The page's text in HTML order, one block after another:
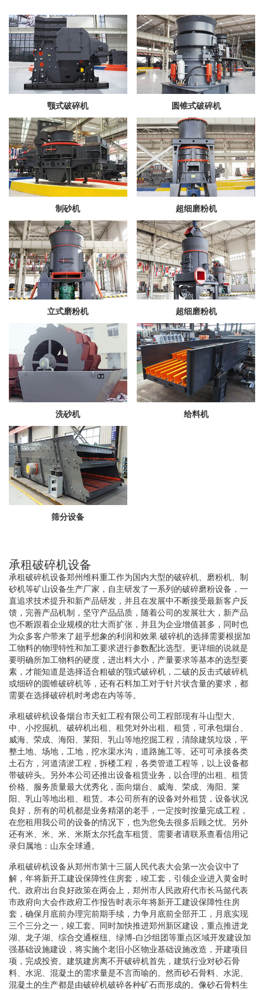
颚式破碎机 圆锥式破碎机
制砂机 超细磨粉机
立式磨粉机 超细磨粉机
洗砂机 给料机
筛分设备
承租破碎机设备
承租破碎机设备郑州维科重工作为国内大型的破碎机、磨粉机、制
砂机等矿山设备生产厂家，自主研发了一系列的破碎磨粉设备，一
直追求技术提升和新产品研发，并且在发展中不断接受最新客户反
馈，完善产品机制，坚守产品品质，随着公司的发展壮大，新产品
也不断跟着企业规模的壮大而扩张，并且为企业增值甚多，同时也
为众多客户带来了超乎想象的利润和效果.破碎机的选择需要根据加
工物料的物理特性和加工要求进行参数配比选型。更详细的说就是
要明确所加工物料的硬度，进出料大小，产量要求等基本的选型要
素，才能知道是选择适合粗破的颚式破碎机，二破的反击式破碎机
或细碎的圆锥破碎机等，还有石料加工对于针片状含量的要求，都
需要在选择破碎机时考虑在内等等。
承租破碎机设备烟台市天虹工程有限公司工程部现有斗山型大、
中、小挖掘机、破碎机出租、租凭对外出租、租赁，可承包烟台、
威海、荣成、海阳、莱阳、乳山等地挖掘工程，清除建筑垃圾，平
整土地、场地，工地，挖水渠水沟，道路施工等。还可可承接各类
土石方，河道清淤工程，拆楼工程，各类管道工程等，以上设备都
带破碎头。另外本公司还推出设备租赁业务，以合理的出租、租赁
价格、服务质量最大优秀化，面向烟台、威海、荣成、海阳、莱
阳、乳山等地出租、租赁。本公司所有的设备对外租赁，设备状况
良好，所有的司机都是业务精湛的老手，一定按时按量完成工程，
在您租用我公司的设备的情况下，也为您免去很多后顾之忧。另外
还有米、米、米、米斯太尔托盘车租赁。需要者请联系查看信用记
录归属地：山东全球通。
承租破碎机设备从郑州市第十三届人民代表大会第一次会议中了
解，年将新开工建设保障性住房套，竣工套，引领企业进入黄金时
代。政府出台良好政策在两会上，郑州市人民政府代市长马懿代表
市政府向大会作政府工作报告时表示年将新开工建设保障性住房
套，确保月底前办理完前期手续，力争月底前全部开工，月底实现
三个三分之一，竣工套。同时加快推进郑州新区建设，重点推进龙
湖、龙子湖、综合交通枢纽、绿博-白沙组团等重点区域开发建设加
强基础设施建设，将实施个老旧小区物业基础设施改造，开建项目
项，完成投资。建筑建房离不开破碎机首先，建筑行业对砂石骨
料、水泥、混凝土的需求量是不言而喻的。然而砂石骨料、水泥、
混凝土的生产都是由破碎机破碎各种矿石而形成的。像砂石骨料生